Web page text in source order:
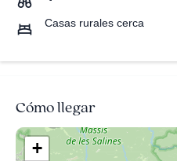
Casas rurales cerca
Cómo llegar
+